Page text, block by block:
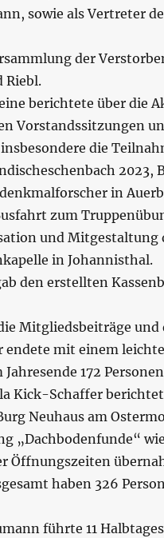
sowie als Vertreter
der
Riebl.
berichtete über die
Vorstandssitzungen
die
2023,
in
zum
und Mitgestaltung
in Johannisthal.
den erstellten
Mitgliedsbeiträge und
endete mit einem
172
Kick-Schaffer
Neuhaus am
„Dachbodenfunde“
Öffnungszeiten
haben 326
führte 11